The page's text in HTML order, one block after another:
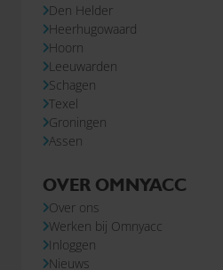
Den Helder
Heerhugowaard
Hoorn
Leeuwarden
Schagen
Texel
Groningen
Assen
OVER OMNYACC
Over ons
Werken bij Omnyacc
Inloggen
Nieuws